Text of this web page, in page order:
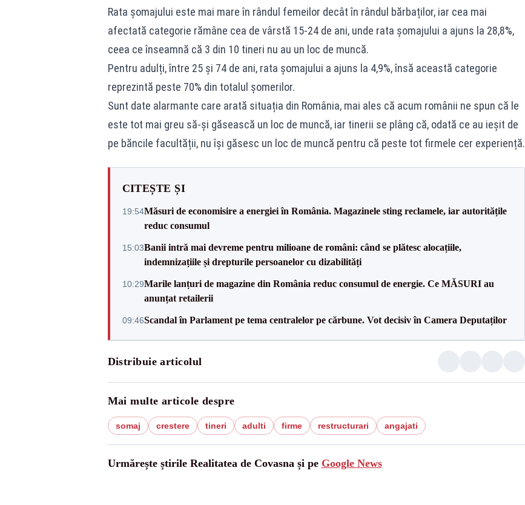
Rata șomajului este mai mare în rândul femeilor decât în rândul bărbaților, iar cea mai
afectată categorie rămâne cea de vârstă 15-24 de ani, unde rata șomajului a ajuns la 28,8%,
ceea ce înseamnă că 3 din 10 tineri nu au un loc de muncă.
Pentru adulți, între 25 și 74 de ani, rata șomajului a ajuns la 4,9%, însă această categorie
reprezintă peste 70% din totalul șomerilor.
Sunt date alarmante care arată situația din România, mai ales că acum românii ne spun că le
este tot mai greu să-și găsească un loc de muncă, iar tinerii se plâng că, odată ce au ieșit de
pe băncile facultății, nu își găsesc un loc de muncă pentru că peste tot firmele cer experiență.
CITEȘTE ȘI
19:54Măsuri de economisire a energiei în România. Magazinele sting reclamele, iar autoritățile
reduc consumul
15:03Banii intră mai devreme pentru milioane de români: când se plătesc alocațiile,
indemnizațiile și drepturile persoanelor cu dizabilități
10:29Marile lanțuri de magazine din România reduc consumul de energie. Ce MĂSURI au
anunțat retailerii
09:46Scandal în Parlament pe tema centralelor pe cărbune. Vot decisiv în Camera Deputaților
Distribuie articolul
Mai multe articole despre
somaj crestere tineri adulti firme restructurari angajati
Urmărește știrile Realitatea de Covasna și pe Google News